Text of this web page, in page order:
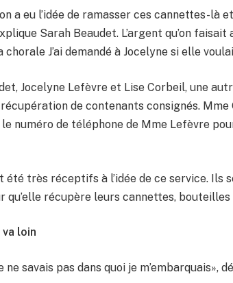
a eu l’idée de ramasser ces cannettes-là
Sarah Beaudet. L’argent qu’on
chorale J’ai demandé à Jocelyne si elle
Jocelyne Lefèvre et Lise Corbeil, une
de contenants consignés.
numéro de téléphone de Mme Lefèvre
été très réceptifs à l’idée de ce service.
qu’elle récupère leurs cannettes,
loin
ne savais pas dans quoi je m’embarquais»,